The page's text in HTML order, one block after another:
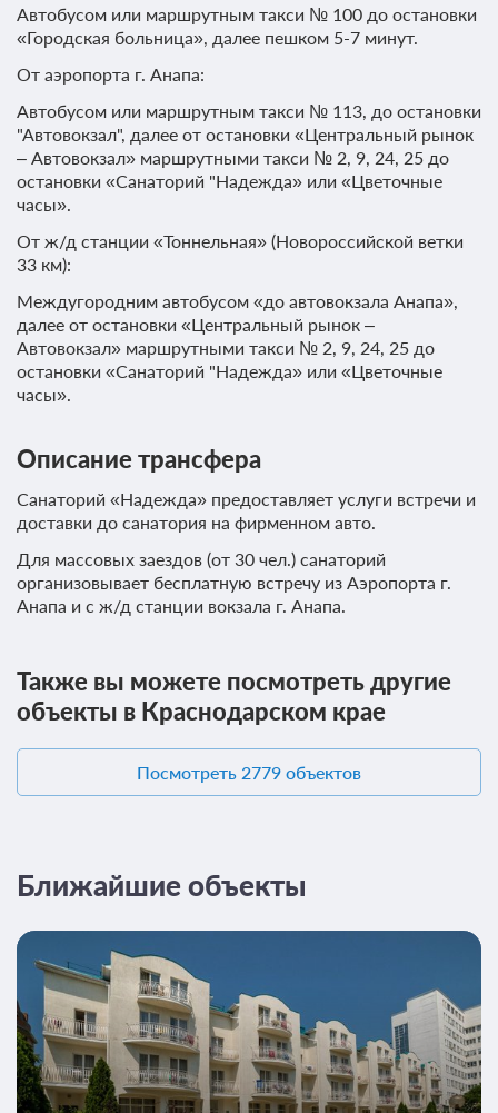
Автобусом или маршрутным такси № 100 до остановки
«Городская больница», далее пешком 5-7 минут.
От аэропорта г. Анапа:
Автобусом или маршрутным такси № 113, до остановки
"Автовокзал", далее от остановки «Центральный рынок
– Автовокзал» маршрутными такси № 2, 9, 24, 25 до
остановки «Санаторий "Надежда» или «Цветочные
часы».
От ж/д станции «Тоннельная» (Новороссийской ветки
33 км):
Междугородним автобусом «до автовокзала Анапа»,
далее от остановки «Центральный рынок –
Автовокзал» маршрутными такси № 2, 9, 24, 25 до
остановки «Санаторий "Надежда» или «Цветочные
часы».
Описание трансфера
Санаторий «Надежда» предоставляет услуги встречи и
доставки до санатория на фирменном авто.
Для массовых заездов (от 30 чел.) санаторий
организовывает бесплатную встречу из Аэропорта г.
Анапа и с ж/д станции вокзала г. Анапа.
Также вы можете посмотреть другие
объекты в Краснодарском крае
Посмотреть 2779 объектов
Ближайшие объекты